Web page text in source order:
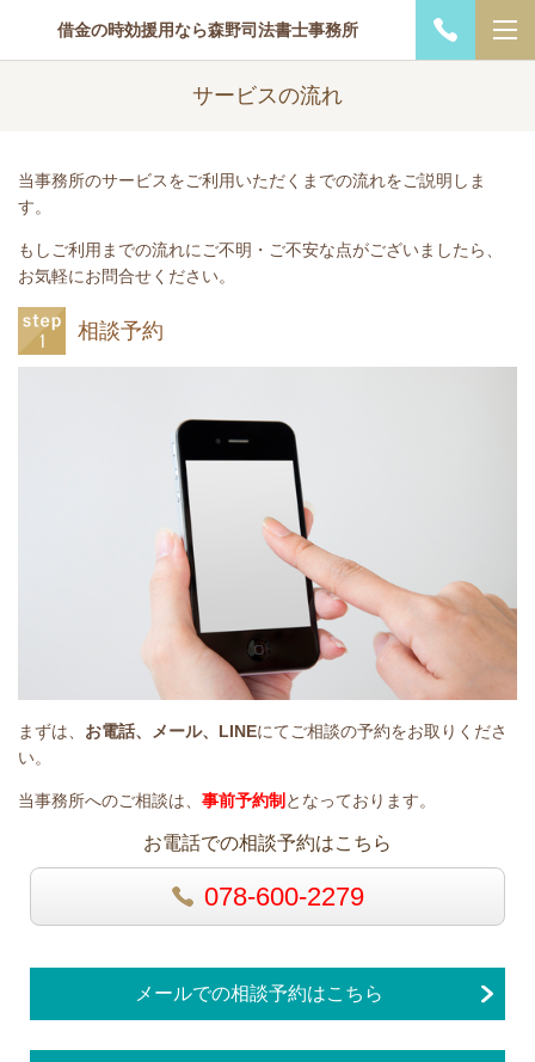
借金の時効援用なら森野司法書士事務所
サービスの流れ
当事務所のサービスをご利用いただくまでの流れをご説明しま
す。
もしご利用までの流れにご不明・ご不安な点がございましたら、
お気軽にお問合せください。
相談予約
まずは、 お電話、メール、LINEにてご相談の予約をお取りくださ
い。
当事務所へのご相談は、 事前予約制 となっております。
お電話での相談予約はこちら
078-600-2279
メールでの相談予約はこちら